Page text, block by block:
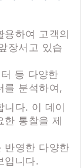
용하여 고객의
장서고 있습
등 다양한
를 분석하여,
니다. 이 데이
통찰을 제
반영한 다양한
입니다.